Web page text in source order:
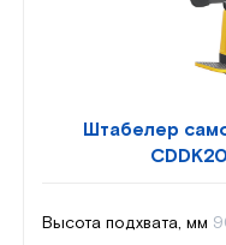
Штабелер
Высота подхвата, мм